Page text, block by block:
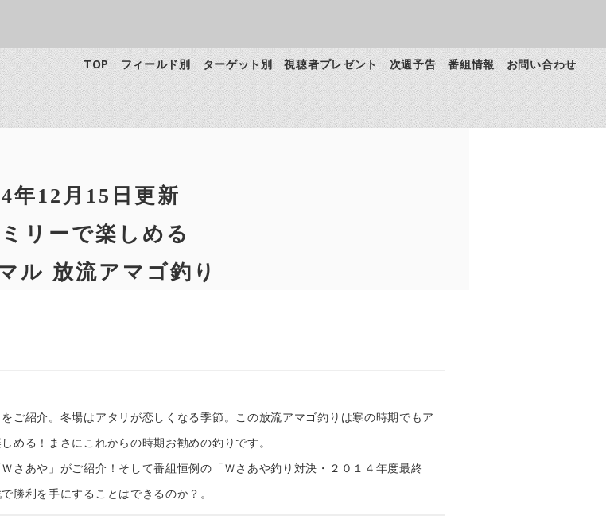
TOP フィールド別 ターゲット別 視聴者プレゼント 次週予告 番組情報 お問い合わせ
年12月15日更新
リーで楽しめる
ル 放流アマゴ釣り
ご紹介。冬場はアタリが恋しくなる季節。この放流アマゴ釣りは寒の時期でもア
める！まさにこれからの時期お勧めの釣りです。
さあや」がご紹介！そして番組恒例の「Ｗさあや釣り対決・２０１４年度最終
勝利を手にすることはできるのか？。